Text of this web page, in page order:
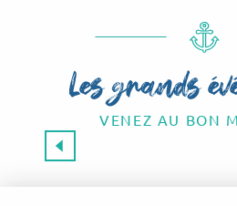
Les grands
VENEZ AU BON